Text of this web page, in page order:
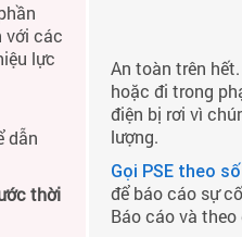
với các
lực
dẫn
thời
An toàn trên
hoặc đi trong
điện bị rơi vì
lượng.
Gọi PSE theo số
để báo cáo sự
Báo cáo và